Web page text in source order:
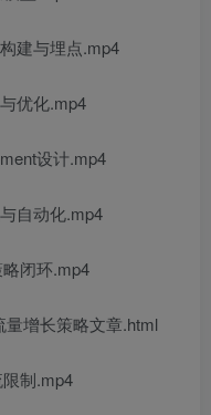
建与埋点.mp4
优化.mp4
设计.mp4
自动化.mp4
闭环.mp4
增长策略文章.html
制.mp4